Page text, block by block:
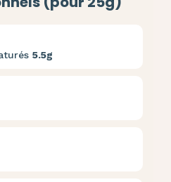
5.5g